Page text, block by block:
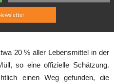
20 % aller Lebensmittel in der
so eine offizielle Schätzung.
einen Weg gefunden, die